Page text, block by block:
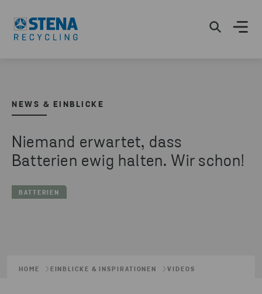
NEWS & EINBLICKE
Niemand erwartet, dass
Batterien ewig halten. Wir schon!
BATTERIEN
HOME EINBLICKE & INSPIRATIONEN VIDEOS